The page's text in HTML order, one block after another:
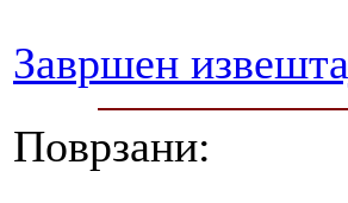
Завршен
Поврзани: